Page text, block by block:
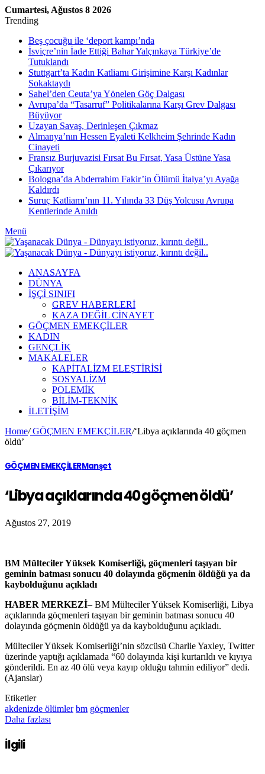
Cumartesi, Ağustos 8 2026
Trending
Beş çocuğu ile ‘deport kampı’nda
İsviçre’nin İade Ettiği Bahar Yalçınkaya Türkiye’de
Tutuklandı
Stuttgart’ta Kadın Katliamı Girişimine Karşı Kadınlar
Sokaktaydı
Sahel’den Ceuta’ya Yönelen Göç Dalgası
Avrupa’da “Tasarruf” Politikalarına Karşı Grev Dalgası
Büyüyor
Uzayan Savaş, Derinleşen Çıkmaz
Almanya’nın Hessen Eyaleti Kelkheim Şehrinde Kadın
Cinayeti
Fransız Burjuvazisi Fırsat Bu Fırsat, Yasa Üstüne Yasa
Çıkarıyor
Bologna’da Abderrahim Fakir’in Ölümü İtalya’yı Ayağa
Kaldırdı
Suruç Katliamı’nın 11. Yılında 33 Düş Yolcusu Avrupa
Kentlerinde Anıldı
Menü
ANASAYFA
DÜNYA
İŞÇİ SINIFI
GREV HABERLERİ
KAZA DEĞİL CİNAYET
GÖÇMEN EMEKÇİLER
KADIN
GENÇLİK
MAKALELER
KAPİTALİZM ELEŞTİRİSİ
SOSYALİZM
POLEMİK
BİLİM-TEKNİK
ILETIŞIM
Home/GÖÇMEN EMEKÇİLER/‘Libya açıklarında 40 göçmen
öldü’
GÖÇMEN EMEKÇİLERManşet
‘Libya açıklarında 40 göçmen öldü’
Ağustos 27, 2019
BM Mülteciler Yüksek Komiserliği, göçmenleri taşıyan bir
geminin batması sonucu 40 dolayında göçmenin öldüğü ya da
kaybolduğunu açıkladı
HABER MERKEZİ– BM Mülteciler Yüksek Komiserliği, Libya
açıklarında göçmenleri taşıyan bir geminin batması sonucu 40
dolayında göçmenin öldüğü ya da kaybolduğunu açıkladı.
Mülteciler Yüksek Komiserliği’nin sözcüsü Charlie Yaxley, Twitter
üzerinde yaptığı açıklamada “60 dolayında kişi kurtarıldı ve kıyıya
gönderildi. En az 40 ölü veya kayıp olduğu tahmin ediliyor” dedi.
(Ajanslar)
Etiketler
akdenizde ölümler bm göçmenler
Daha fazlası
İlgili